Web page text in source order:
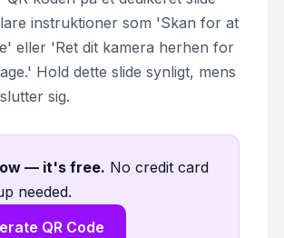
instruktioner som 'Skan for at
eller 'Ret dit kamera herhen for
Hold dette slide synligt, mens
sig.
— it's free. No credit card
needed.
QR Code